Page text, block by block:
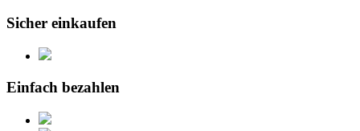
Sicher einkaufen
Einfach bezahlen